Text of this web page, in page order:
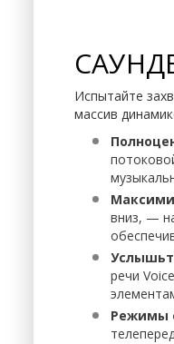
Испытайте
массив
вниз, —
речи
Режимы